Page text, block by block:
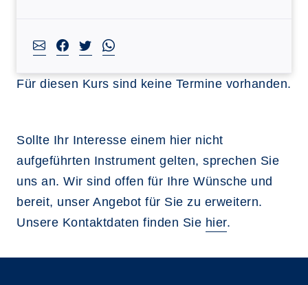
Für diesen Kurs sind keine Termine vorhanden.
Sollte Ihr Interesse einem hier nicht
aufgeführten Instrument gelten, sprechen Sie
uns an. Wir sind offen für Ihre Wünsche und
bereit, unser Angebot für Sie zu erweitern.
Unsere Kontaktdaten finden Sie hier.